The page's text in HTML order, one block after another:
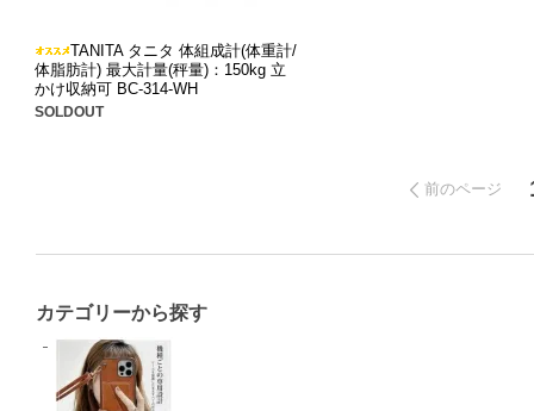
TANITA タニタ 体組成計(体重計/
体脂肪計) 最大計量(秤量)：150kg 立
かけ収納可 BC-314-WH
SOLDOUT
前のページ
カテゴリーから探す